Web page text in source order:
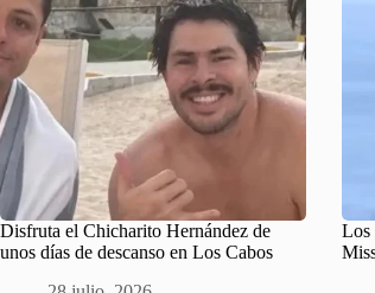
Disfruta el Chicharito Hernández de
unos días de descanso en Los Cabos
Los